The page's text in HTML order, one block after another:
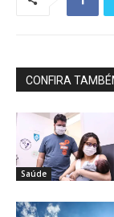
CONFIRA
Saúde